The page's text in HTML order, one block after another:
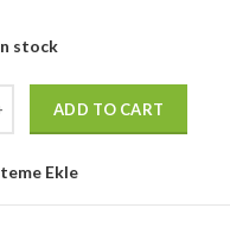
stock
ADD TO CART
Ekle